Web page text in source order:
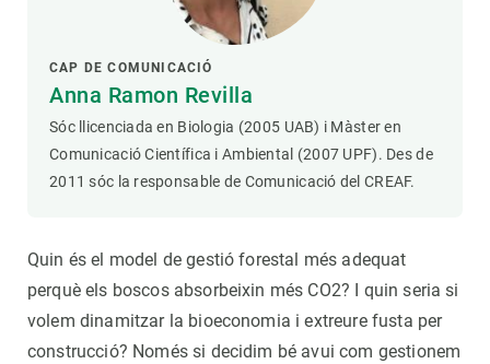
CAP DE COMUNICACIÓ
Anna Ramon Revilla
Sóc llicenciada en Biologia (2005 UAB) i Màster en
Comunicació Científica i Ambiental (2007 UPF). Des de
2011 sóc la responsable de Comunicació del CREAF.
Quin és el model de gestió forestal més adequat
perquè els boscos absorbeixin més CO2? I quin seria si
volem dinamitzar la bioeconomia i extreure fusta per
construcció? Només si decidim bé avui com gestionem